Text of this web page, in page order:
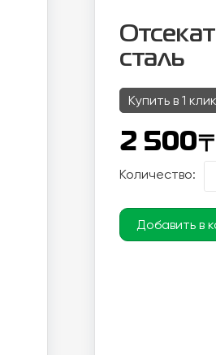
сталь
Купить в 1 клик
2 500〒
Количество:
Добавить в